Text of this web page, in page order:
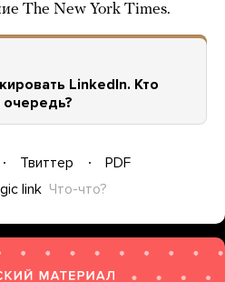
The New York Times.
LinkedIn. Кто
Твиттер
PDF
link Что-что?